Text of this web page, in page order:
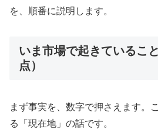
を、順番に説明します。
いま市場で起きているこ
点）
まず事実を、数字で押さえます。
る「現在地」の話です。